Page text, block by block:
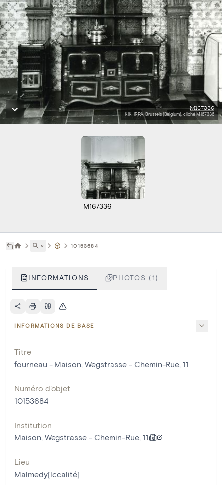
M167336
KIK-IRPA, Brussels (Belgium), cliché M167336
M167336
˅ 10153684
INFORMATIONS PHOTOS (1)
INFORMATIONS DE BASE
Titre
fourneau - Maison, Wegstrasse - Chemin-Rue, 11
Numéro d'objet
10153684
Institution
Maison, Wegstrasse - Chemin-Rue, 11
Lieu
Malmedy[localité]